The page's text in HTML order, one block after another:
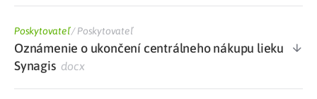
Poskytovateľ/Poskytovateľ
Oznámenie o ukončení centrálneho nákupu lieku
Synagisdocx